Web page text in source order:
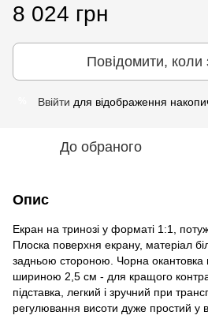
8 024 грн
Повідомити, коли
Ввійти для відображення
До обраного
Опис
Екран на тринозі у форматі 1:1,
Плоска поверхня екрану, матеріал
задньою стороною. Чорна окантовка
шириною 2,5 см - для кращого
підставка, легкий і зручний при
регулювання висоти дуже простий у